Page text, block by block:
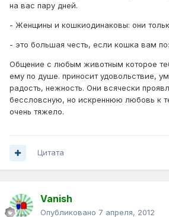
на вас пару дней.
- Женщины и кошкиодинаковы: они
- это большая честь, если кошка вам
Общение с любым животным которое
ему по душе. приносит удовольствие,
радость, нежность. Они всячески
бессловсную, но искреннюю любовь к
очень тяжело.
Цитата
Vanish
Опубликовано 7 апреля, 2012